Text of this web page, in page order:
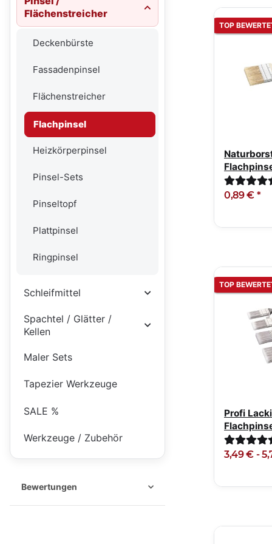
TOP
Stärke 5.
0,89 € *
TOP
Profi
Softgriff
3,49 € -
Flächenstreicher
Deckenbürste
Fassadenpinsel
Flächenstreicher
Flachpinsel
Heizkörperpinsel
Pinsel-Sets
Pinseltopf
Plattpinsel
Ringpinsel
Schleifmittel
Spachtel / Glätter /
Kellen
Maler Sets
Tapezier Werkzeuge
SALE %
Werkzeuge / Zubehör
Bewertungen